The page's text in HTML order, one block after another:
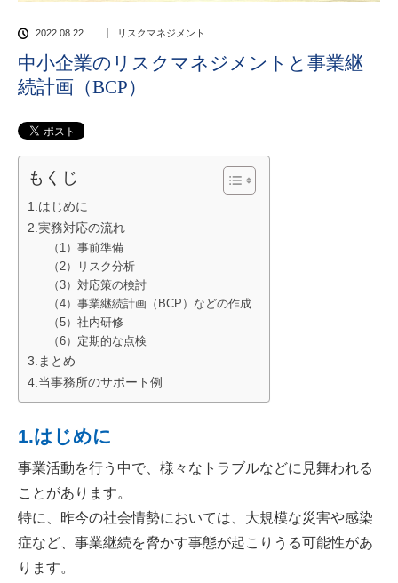
2022.08.22 リスクマネジメント
中小企業のリスクマネジメントと事業継
続計画（BCP）
もくじ
1.はじめに
2.実務対応の流れ
（1）事前準備
（2）リスク分析
（3）対応策の検討
（4）事業継続計画（BCP）などの作成
（5）社内研修
（6）定期的な点検
3.まとめ
4.当事務所のサポート例
1.はじめに
事業活動を行う中で、様々なトラブルなどに見舞われる
ことがあります。
特に、昨今の社会情勢においては、大規模な災害や感染
症など、事業継続を脅かす事態が起こりうる可能性があ
ります。